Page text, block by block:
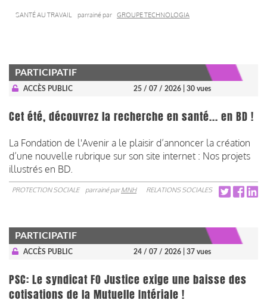
SANTÉ AU TRAVAIL parrainé par GROUPE TECHNOLOGIA
PARTICIPATIF
ACCÈS PUBLIC 25 / 07 / 2026 | 30 vues
Cet été, découvrez la recherche en santé... en BD !
La Fondation de l'Avenir a le plaisir d’annoncer la création
d’une nouvelle rubrique sur son site internet : Nos projets
illustrés en BD.
PROTECTION SOCIALE parrainé parMNH RELATIONS SOCIALES
PARTICIPATIF
ACCÈS PUBLIC 24 / 07 / 2026 | 37 vues
PSC: Le syndicat FO Justice exige une baisse des
cotisations de la Mutuelle Intériale !